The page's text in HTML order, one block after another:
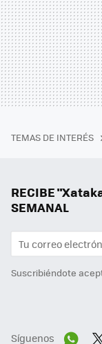
TEMAS DE INTERÉS
RECIBE
SEMANAL
Suscribiéndote
Síguenos